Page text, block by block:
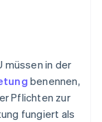
müssen in der
benennen,
Pflichten zur
fungiert als